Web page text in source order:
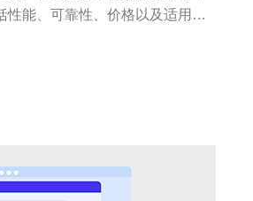
性能、可靠性、价格以及适用的
体传输速度以及同时支持的客